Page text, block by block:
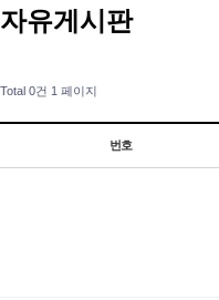
자유게시판
Total 0건 1 페이지
번호